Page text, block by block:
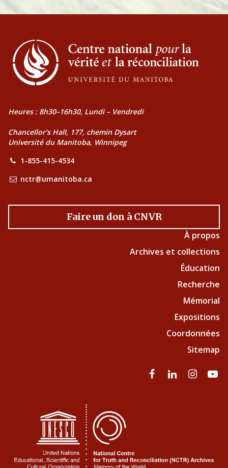
Heures : 8h30–16h30, Lundi – Vendredi
Chancellor’s Hall, 177, chemin Dysart
Université du Manitoba, Winnipeg
1-855-415-4534
nctr@umanitoba.ca
Faire un don à CNVR
À propos
Archives et collections
Éducation
Recherche
Mémorial
Expositions
Coordonnées
Sitemap